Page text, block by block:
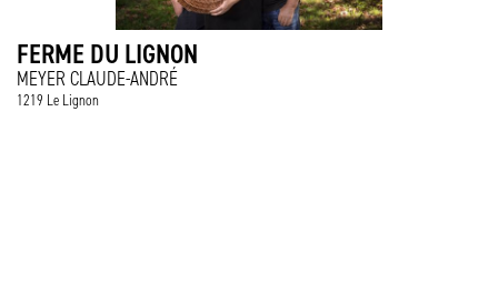
FERME DU LIGNON
MEYER CLAUDE-ANDRÉ
1219 Le Lignon